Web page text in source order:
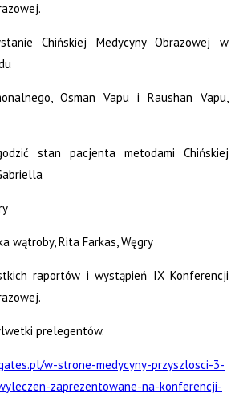
Chińskiej Medycyny Obrazowej w
Osman Vapu i Raushan Vapu,
stan pacjenta metodami Chińskiej
wątroby,Rita Farkas, Węgry
raportów i wystąpień IX Konferencji
prelegentów.
w-strone-medycyny-przyszlosci-3-
zaprezentowane-na-konferencji-